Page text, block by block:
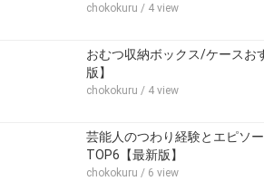
chokokuru / 4 view
おむつ収納ボックス/ケースお
版】
chokokuru / 4 view
芸能人のつわり経験とエピソ
TOP6【最新版】
chokokuru / 6 view